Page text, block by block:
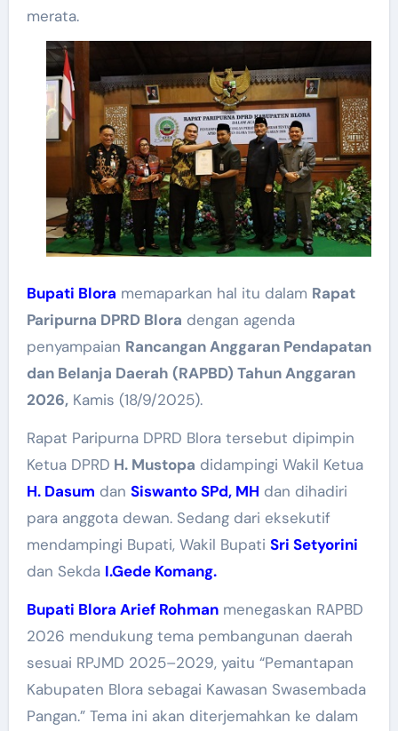
merata.
Bupati Blora memaparkan hal itu dalam Rapat
Paripurna DPRD Blora dengan agenda
penyampaian Rancangan Anggaran Pendapatan
dan Belanja Daerah (RAPBD) Tahun Anggaran
2026,Kamis (18/9/2025).
Rapat Paripurna DPRD Blora tersebut dipimpin
Ketua DPRD H. Mustopa didampingi Wakil Ketua
H. Dasum dan Siswanto SPd, MH dan dihadiri
para anggota dewan. Sedang dari eksekutif
mendampingi Bupati, Wakil Bupati Sri Setyorini
dan Sekda I.Gede Komang.
Bupati Blora Arief Rohmanmenegaskan RAPBD
2026 mendukung tema pembangunan daerah
sesuai RPJMD 2025–2029, yaitu “Pemantapan
Kabupaten Blora sebagai Kawasan Swasembada
Pangan.” Tema ini akan diterjemahkan ke dalam